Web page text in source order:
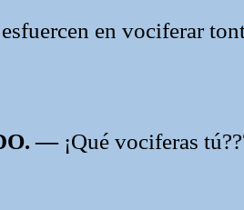
en vociferar
— ¡Qué vociferas